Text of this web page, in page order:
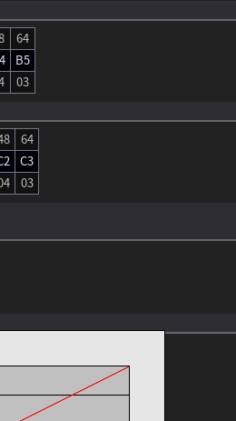
64
B5
03
64
C3
03